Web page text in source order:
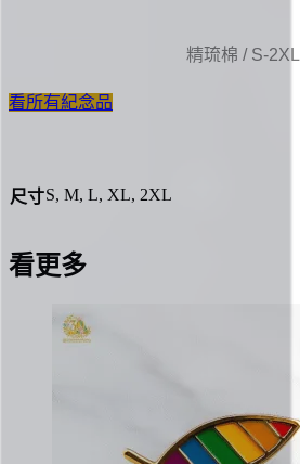
精琉棉 / S-2XL
看所有紀念品
尺寸S, M, L, XL, 2XL
看更多